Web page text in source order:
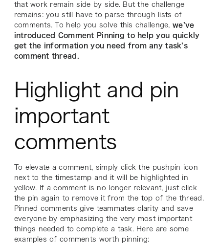
that work remain side by side. But the challenge
remains: you still have to parse through lists of
comments. To help you solve this challenge, we’ve
introduced Comment Pinning to help you quickly
get the information you need from any task’s
comment thread.
Highlight and pin
important
comments
To elevate a comment, simply click the pushpin icon
next to the timestamp and it will be highlighted in
yellow. If a comment is no longer relevant, just click
the pin again to remove it from the top of the thread.
Pinned comments give teammates clarity and save
everyone by emphasizing the very most important
things needed to complete a task. Here are some
examples of comments worth pinning: